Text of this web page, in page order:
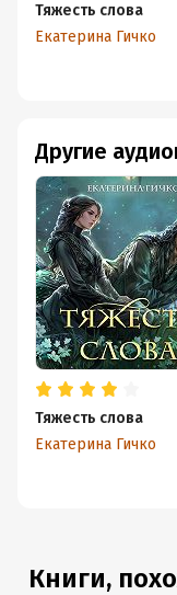
Тяжесть слова
Екатерина Гичко
Другие
Тяжесть слова
Екатерина Гичко
Книги,